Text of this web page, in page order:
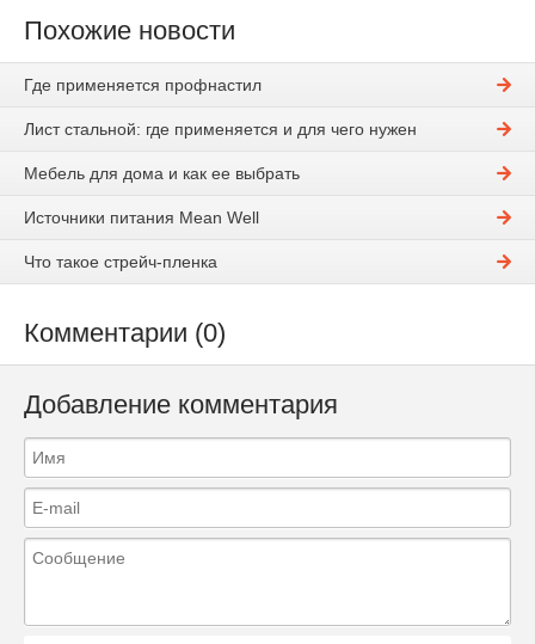
Похожие новости
Где применяется профнастил
Лист стальной: где применяется и для чего нужен
Мебель для дома и как ее выбрать
Источники питания Mean Well
Что такое стрейч-пленка
Комментарии (0)
Добавление комментария